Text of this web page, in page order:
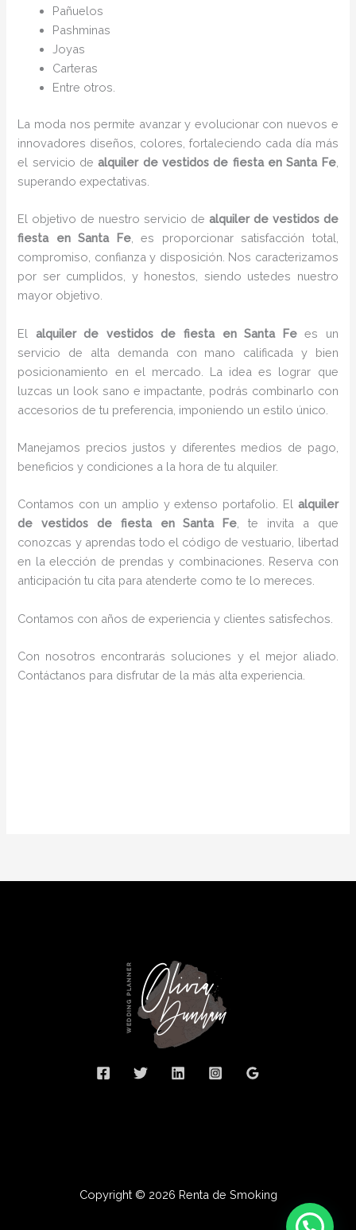
Pañuelos
Pashminas
Joyas
Carteras
Entre otros.
La moda nos permite avanzar y evolucionar con nuevos e
innovadores diseños, colores, fortaleciendo cada día más
el servicio dealquiler de vestidos de fiesta en Santa Fe,
superando expectativas.
El objetivo de nuestro servicio de alquiler de vestidos de
fiesta en Santa Fe, es proporcionar satisfacción total,
compromiso, confianza y disposición. Nos caracterizamos
por ser cumplidos, y honestos, siendo ustedes nuestro
mayor objetivo.
El alquiler de vestidos de fiesta en Santa Fees un
servicio de alta demanda con mano calificada y bien
posicionamiento en el mercado. La idea es lograr que
luzcas un look sano e impactante, podrás combinarlo con
accesorios de tu preferencia, imponiendo un estilo único.
Manejamos precios justos y diferentes medios de pago,
beneficios y condiciones a la hora de tu alquiler.
Contamos con un amplio y extenso portafolio. El alquiler
de vestidos de fiesta en Santa Fe, te invita a que
conozcas y aprendas todo el código de vestuario, libertad
en la elección de prendas y combinaciones. Reserva con
anticipación tu cita para atenderte como te lo mereces.
Contamos con años de experiencia y clientes satisfechos.
Con nosotros encontrarás soluciones y el mejor aliado.
Contáctanos para disfrutar de la más alta experiencia.
Copyright © 2026 Renta de Smoking